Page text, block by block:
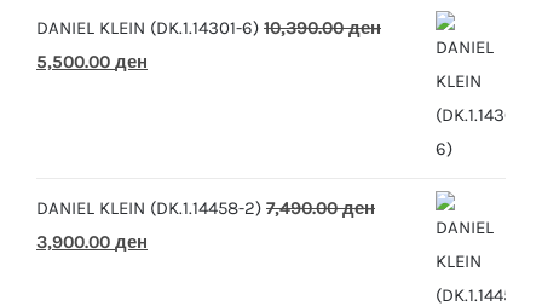
DANIEL KLEIN (DK.1.14301-6) 10,390.00ден
Original
5,500.00 ден
DANIEL KLEIN (DK.1.14458-2) 7,490.00ден
Original
3,900.00 ден